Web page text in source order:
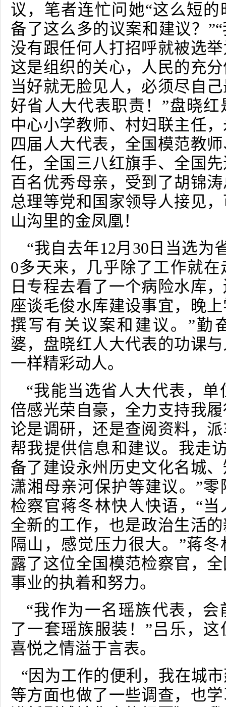
议，笔者连忙问她“这么短
备了这么多的议案和建议？
没有跟任何人打招呼就被选
这是组织的关心，人民的充
当好就无脸见人，必须尽自
好省人大代表职责！”盘晓
中心小学教师、村妇联主任
四届人大代表，全国模范教
任，全国三八红旗手、全国
百名优秀母亲，受到了胡锦
总理等党和国家领导人接见
山沟里的金凤凰！
“我自去年12月 30 日当选为
0多天来，几乎除了工作就
日专程去看了一个病险水库
座谈毛俊水库建设事宜，晚
撰写有关议案和建议。”勤
婆，盘晓红人大代表的功课
一样精彩动人。
“我能当选省人大代表，
倍感光荣自豪，全力支持我
论是调研，还是查阅资料，
帮我提供信息和建议。我走
备了建设永州历史文化名城
潇湘母亲河保护等建议。”
检察官蒋冬林快人快语，“
全新的工作，也是政治生活
隔山，感觉压力很大。”蒋
露了这位全国模范检察官，
事业的执着和努力。
“我作为一名瑶族代表，
了一套瑶族服装！”吕乐，这
喜悦之情溢于言表。
“因为工作的便利，我在城
等方面也做了一些调查，也